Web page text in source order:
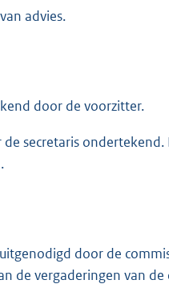
advies.
door de voorzitter.
secretaris
door de
de vergaderingen van de